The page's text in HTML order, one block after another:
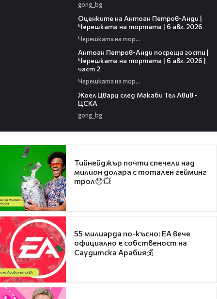
gong_bg
Оценките на Антоан Петров-Анди |
Черешката на тортата | 6 авг. 2026
Черешката на тортата
Антоан Петров-Анди посреща гости |
Черешката на тортата | 6 авг. 2026 |
част 2
Черешката на тортата
Жоел Цварц след Макаби Тел Авив -
ЦСКА
gong_bg
Тийнейджър почти спечели над
милион долара с тотален гейминг
трол😯💥
55 милиарда по-късно: EA вече
официално е собственост на
Саудитска Арабия💰